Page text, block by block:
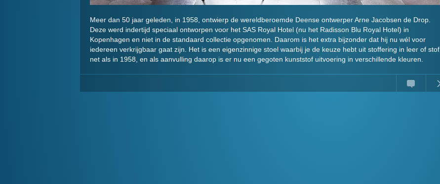
Meer dan 50 jaar geleden, in 1958, ontwierp de wereldberoemde Deense ontwerper Arne Jacobsen de Drop.
Deze werd indertijd speciaal ontworpen voor het SAS Royal Hotel (nu het Radisson Blu Royal Hotel) in
Kopenhagen en niet in de standaard collectie opgenomen. Daarom is het extra bijzonder dat hij nu wél voor
iedereen verkrijgbaar gaat zijn. Het is een eigenzinnige stoel waarbij je de keuze hebt uit stoffering in leer of stof,
net als in 1958, en als aanvulling daarop is er nu een gegoten kunststof uitvoering in verschillende kleuren.